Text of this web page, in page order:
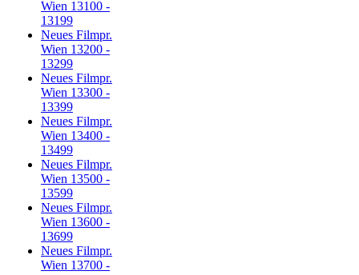
Wien 13100 -
13199
Neues Filmpr.
Wien 13200 -
13299
Neues Filmpr.
Wien 13300 -
13399
Neues Filmpr.
Wien 13400 -
13499
Neues Filmpr.
Wien 13500 -
13599
Neues Filmpr.
Wien 13600 -
13699
Neues Filmpr.
Wien 13700 -